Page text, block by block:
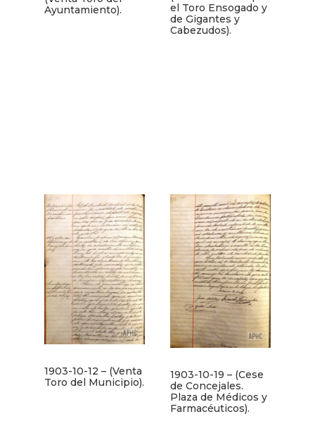
Ayuntamiento).
el Toro Ensogado y
de Gigantes y
Cabezudos).
1903-10-12 – (Venta
Toro del Municipio).
1903-10-19 – (Cese
de Concejales.
Plaza de Médicos y
Farmacéuticos).